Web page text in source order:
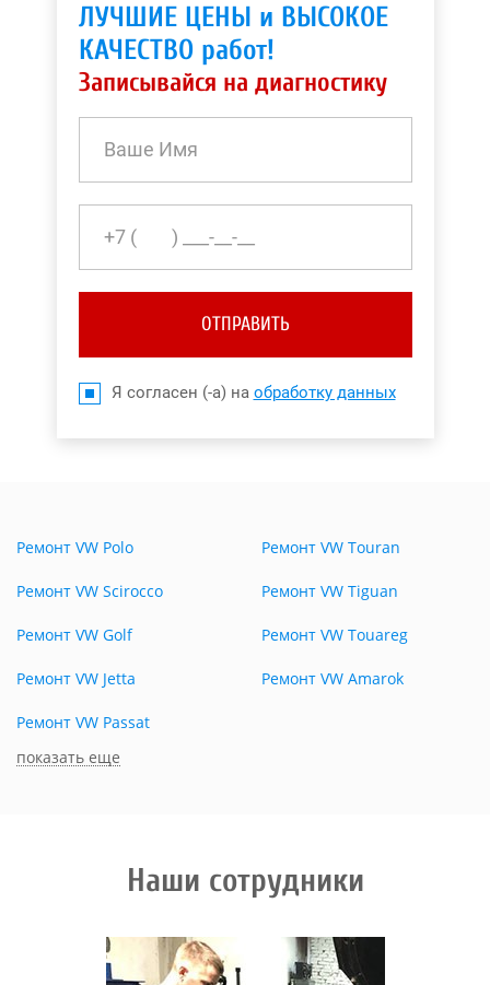
ЛУЧШИЕ ЦЕНЫ и ВЫСОКОЕ
КАЧЕСТВО работ!
Записывайся на диагностику
ОТПРАВИТЬ
Я согласен (-а) на обработку данных
Ремонт VW Polo
Ремонт VW Scirocco
Ремонт VW Golf
Ремонт VW Jetta
Ремонт VW Passat
Ремонт VW Touran
Ремонт VW Tiguan
Ремонт VW Touareg
Ремонт VW Amarok
показать еще
Наши сотрудники